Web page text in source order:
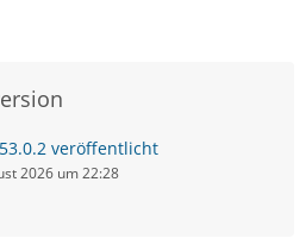
veröffentlicht
2026 um 22:28